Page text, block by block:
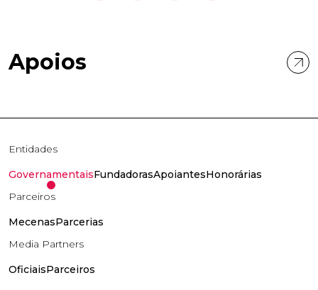
Apoios
Entidades
GovernamentaisFundadorasApoiantesHonorárias
Parceiros
MecenasParcerias
Media Partners
OficiaisParceiros